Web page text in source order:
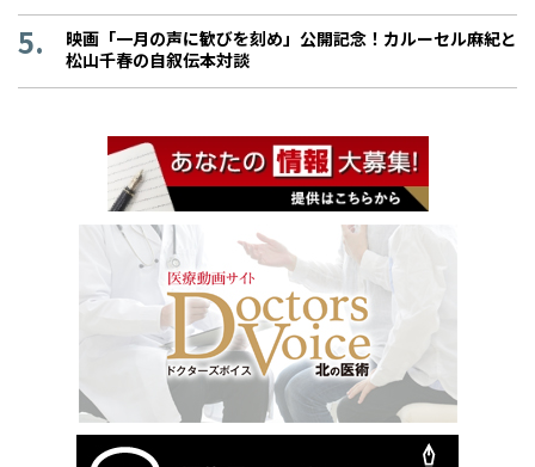
映画「一月の声に歓びを刻め」公開記念！カルーセル麻紀と
松山千春の自叙伝本対談